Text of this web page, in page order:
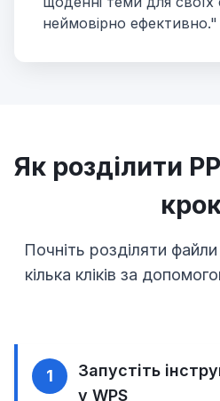
неймовірно ефективно."
Як розділити
Почніть розділяти
кілька кліків за
1
Запустіть
у WPS